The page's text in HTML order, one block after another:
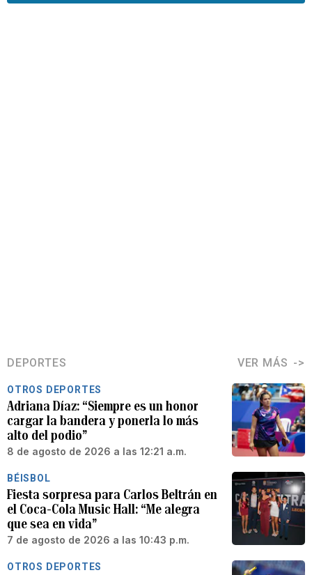
DEPORTES VER MÁS
OTROS DEPORTES
Adriana Díaz: “Siempre es un honor
cargar la bandera y ponerla lo más
alto del podio”
8 de agosto de 2026 a las 12:21 a.m.
BÉISBOL
Fiesta sorpresa para Carlos Beltrán en
el Coca-Cola Music Hall: “Me alegra
que sea en vida”
7 de agosto de 2026 a las 10:43 p.m.
OTROS DEPORTES